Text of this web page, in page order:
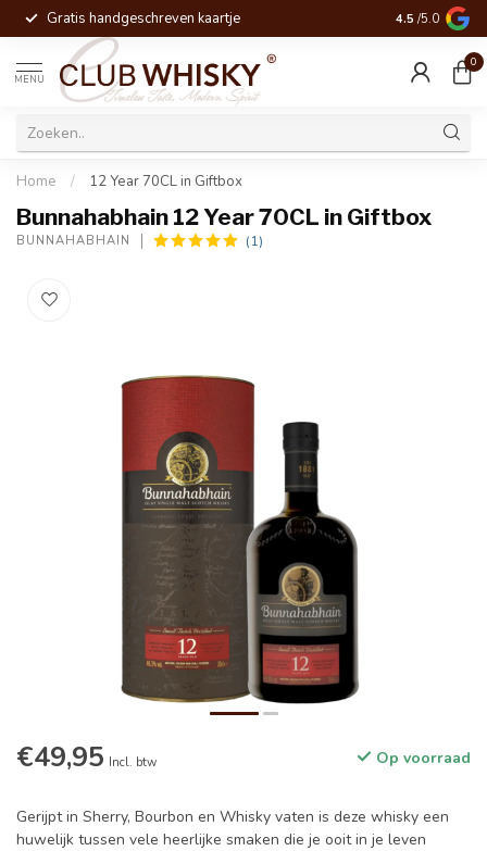
Gratis handgeschreven kaartje Voor 16:00
4.5 /5.0
MENU
0
Home / 12 Year 70CL in Giftbox
Bunnahabhain 12 Year 70CL in Giftbox
BUNNAHABHAIN (1)
€49,95 Incl. btw Op voorraad
Gerijpt in Sherry, Bourbon en Whisky vaten is deze whisky een
huwelijk tussen vele heerlijke smaken die je ooit in je leven